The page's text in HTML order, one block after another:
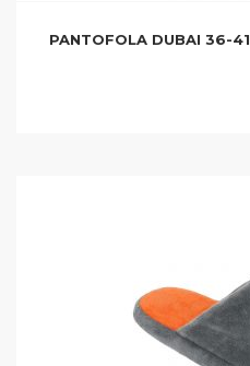
PANTOFOLA DUBAI 36-41